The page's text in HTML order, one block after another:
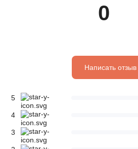
0
Написать отзыв
5
4
3